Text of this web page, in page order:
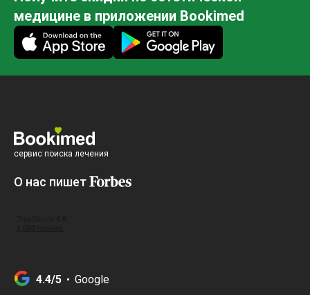
медицине в приложении Bookimed
сервис поиска лечения
О нас пишет
4.4/5 Google